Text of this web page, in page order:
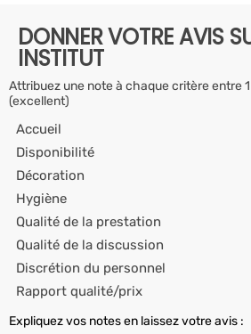
DONNER VOTRE AVIS
INSTITUT
Attribuez une note à chaque critère entre
(excellent)
Accueil
Disponibilité
Décoration
Hygiène
Qualité de la prestation
Qualité de la discussion
Discrétion du personnel
Rapport qualité/prix
Expliquez vos notes en laissez votre avis :